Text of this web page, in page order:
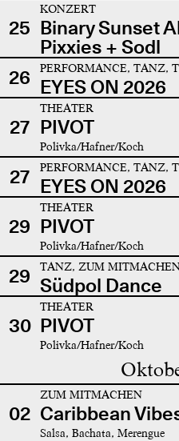
25
KONZERT
Binary Sunset
Pixxies + Sodl
26
PERFORMANCE, TANZ,
EYES ON 2026
27
THEATER
PIVOT
Polivka/Hafner/Koch
27 PERFORMANCE, TANZ,
EYES ON 2026
29
THEATER
PIVOT
Polivka/Hafner/Koch
29 TANZ, ZUM
Südpol Dance
30
THEATER
PIVOT
Polivka/Hafner/Koch
02
ZUM MITMACHEN
Caribbean
Salsa, Bachata, Merengue